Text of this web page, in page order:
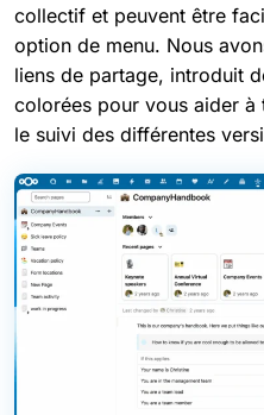
collectif et peuvent être
option de menu. Nous
liens de partage, introduit
colorées pour vous aider
le suivi des différentes